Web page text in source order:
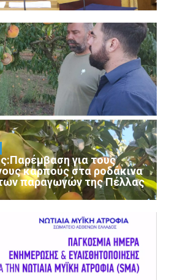
για τους
καρπούς στα ροδάκινα
παραγωγών της Πέλλας